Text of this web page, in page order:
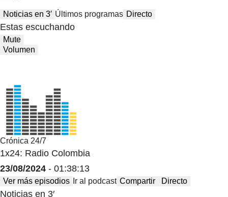
Noticias en 3′ Últimos programas Directo
Estas escuchando
Mute
Volumen
Crónica 24/7
1x24: Radio Colombia
23/08/2024 - 01:38:13
Ver más episodios Ir al podcast Compartir Directo
Noticias en 3′